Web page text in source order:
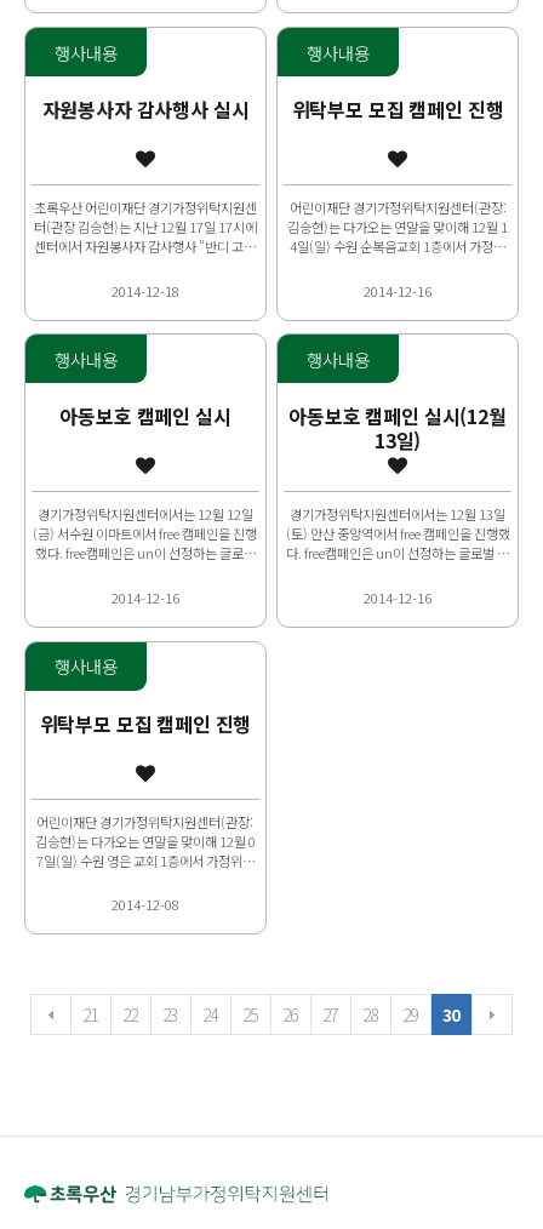
행사내용
자원봉사자 감사행사 실시
초록우산 어린이재단 경기가정위탁지원센
터(관장 김승현)는 지난 12월 17일 17시에
센터에서 자원봉사자 감사행사 "반디 고맙
활..
2014-12-18
행사내용
위탁부모 모집 캠페인 진행
어린이재단 경기가정위탁지원센터(관장:
김승현)는 다가오는 연말을 맞이해 12월 1
4일(일) 수원 순복음교회 1층에서 가정위
행했다. 11시부..
2014-12-16
행사내용
아동보호 캠페인 실시
경기가정위탁지원센터에서는 12월 12일
(금) 서수원 이마트에서 free 캠페인을 진행
했다. free캠페인은 un이 선정하는 글로벌
한 캠페인으..
2014-12-16
행사내용
아동보호 캠페인 실시(12월
13일)
경기가정위탁지원센터에서는 12월 13일
(토) 안산 중앙역에서 free 캠페인을 진행했
다. free캠페인은 un이 선정하는 글로벌 의
캠페인으로..
2014-12-16
행사내용
위탁부모 모집 캠페인 진행
어린이재단 경기가정위탁지원센터(관장:
김승현)는 다가오는 연말을 맞이해 12월 0
7일(일) 수원 영은 교회 1층에서 가정위탁
했다. 11시부..
2014-12-08
21 22 23 24 25 26 27 28 29 30